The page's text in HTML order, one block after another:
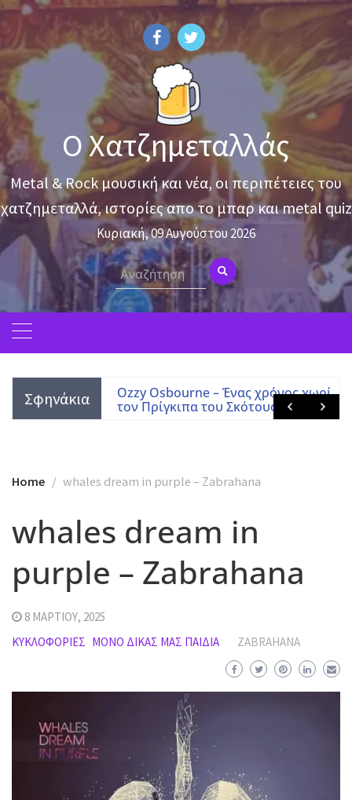
Skip
content
Ο Χατζημεταλλάς
Metal & Rock μουσική και νέα, οι περιπέτειες του
χατζημεταλλά, ιστορίες απο το μπαρ και metal quiz
Κυριακή, 09 Αυγούστου 2026
Search
for:
Σφηνάκια
Martin
Ozzy Osbourne – Ένας χρόνος χωρίς
τον Πρίγκιπα του Σκότους
Home whales dream in purple – Zabrahana
whales dream in
purple – Zabrahana
8 ΜΑΡΤΊΟΥ, 2025
ΚΥΚΛΟΦΟΡΊΕΣ ΜΌΝΟ ΔΙΚΆΣ ΜΑΣ ΠΑΙΔΙΆ ZABRAHANA